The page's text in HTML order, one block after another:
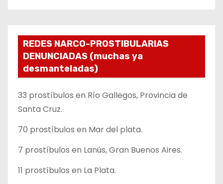
REDES NARCO-PROSTIBULARIAS
DENUNCIADAS (muchas ya
desmanteladas)
33 prostíbulos en Río Gallegos, Provincia de
Santa Cruz.
70 prostíbulos en Mar del plata.
7 prostíbulos en Lanús, Gran Buenos Aires.
11 prostíbulos en La Plata.